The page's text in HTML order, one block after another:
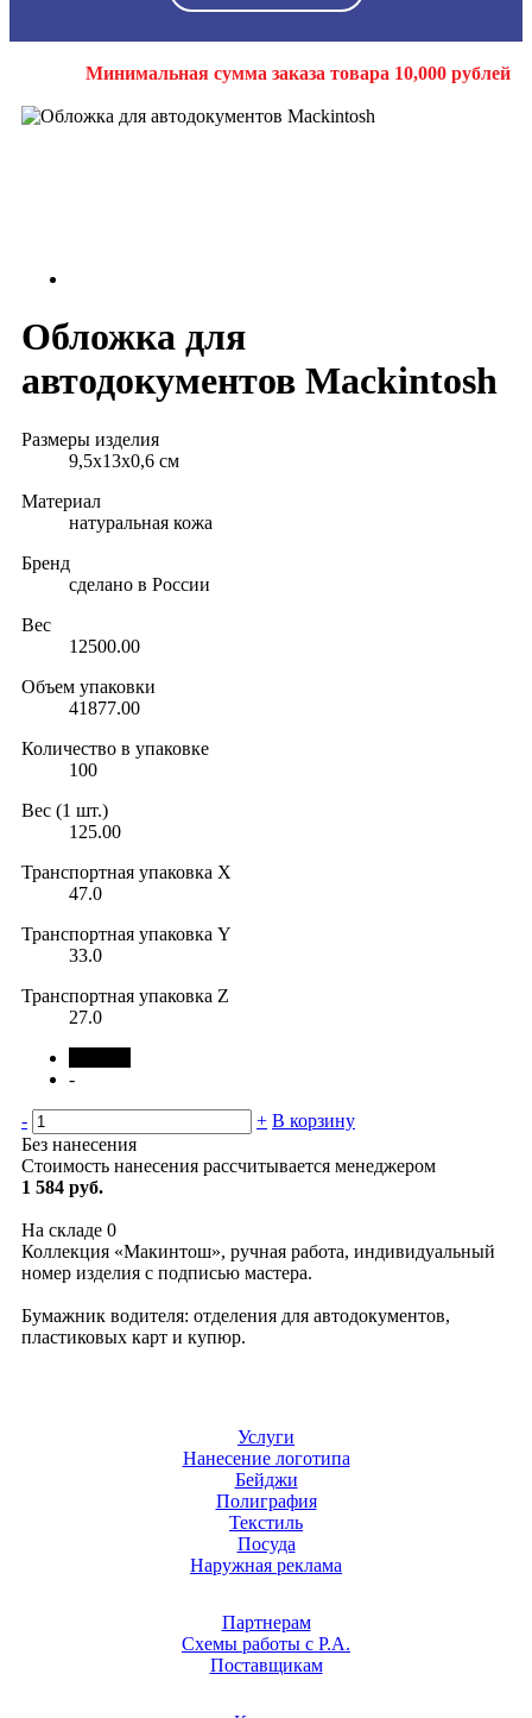
Минимальная сумма заказа товара 10,000 рублей
Обложка для
автодокументов Mackintosh
Размеры изделия
9,5х13х0,6 см
Материал
натуральная кожа
Бренд
сделано в России
Вес
12500.00
Объем упаковки
41877.00
Количество в упаковке
100
Вес (1 шт.)
125.00
Транспортная упаковка X
47.0
Транспортная упаковка Y
33.0
Транспортная упаковка Z
27.0
-
- + В корзину
Без нанесения
Стоимость нанесения рассчитывается менеджером
1 584 руб.
На складе 0
Коллекция «Макинтош», ручная работа, индивидуальный
номер изделия с подписью мастера.
Бумажник водителя: отделения для автодокументов,
пластиковых карт и купюр.
Услуги
Нанесение логотипа
Бейджи
Полиграфия
Текстиль
Посуда
Наружная реклама
Партнерам
Схемы работы с Р.А.
Поставщикам